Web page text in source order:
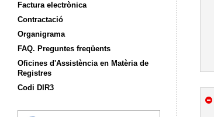
Factura electrònica
Contractació
Organigrama
FAQ. Preguntes freqüents
Oficines d'Assistència en Matèria de
Registres
Codi DIR3